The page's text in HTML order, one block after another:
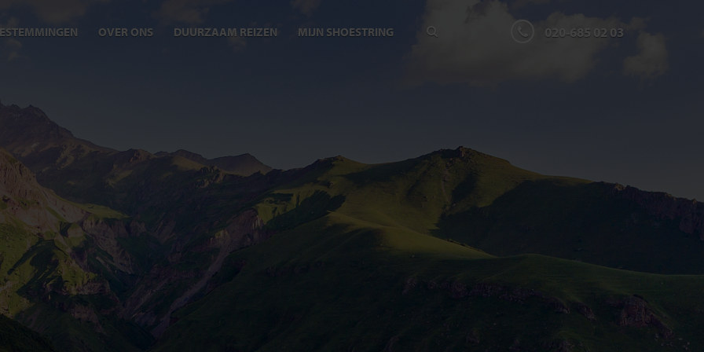
OVER ONS DUURZAAM REIZEN MIJN SHOESTRING 020-685 02 03